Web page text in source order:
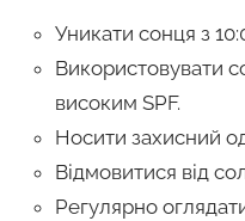
Уникати сонця з
Використовувати
високим SPF.
Носити захисний
Відмовитися від
Регулярно